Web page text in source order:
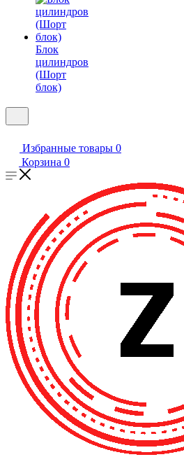
Блок
цилиндров
(Шорт
блок)
Избранные товары 0
Корзина 0